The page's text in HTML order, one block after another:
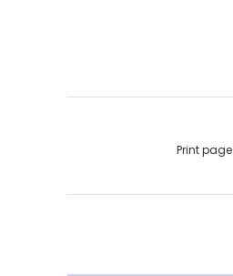
Print page